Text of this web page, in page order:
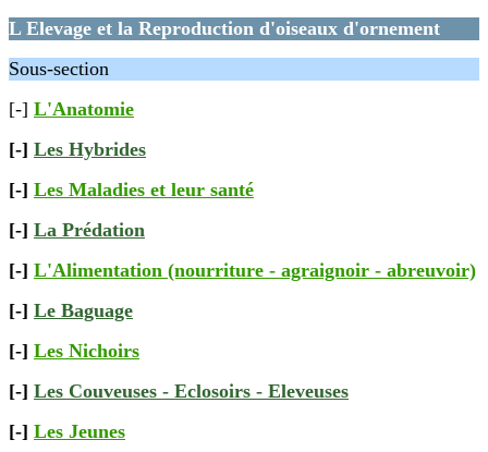
L Elevage et la Reproduction d'oiseaux d'ornement
Sous-section
[-] L'Anatomie
[-] Les Hybrides
[-] Les Maladies et leur santé
[-] La Prédation
[-] L'Alimentation (nourriture - agraignoir - abreuvoir)
[-] Le Baguage
[-] Les Nichoirs
[-] Les Couveuses - Eclosoirs - Eleveuses
[-] Les Jeunes